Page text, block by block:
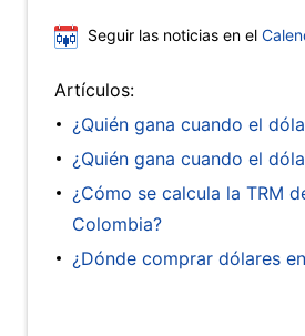
Seguir las noticias en el
Artículos:
¿Quién gana cuando el
¿Quién gana cuando el
¿Cómo se calcula la TRM
Colombia?
¿Dónde comprar dólares